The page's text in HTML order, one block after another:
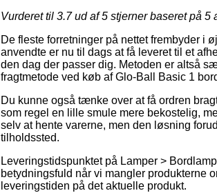
Vurderet til 3.7ud af 5 stjerner baseret på 5
De fleste forretninger på nettet frembyder i
anvendte er nu til dags at få leveret til et
den dag der passer dig. Metoden er altså
fragtmetode ved køb af Glo-Ball Basic 1
Du kunne også tænke over at få ordren
som regel en lille smule mere bekostelig,
selv at hente varerne, men den løsning
tilholdssted.
Leveringstidspunktet på Lamper >
betydningsfuld når vi mangler produkterne
leveringstiden på det aktuelle produkt.